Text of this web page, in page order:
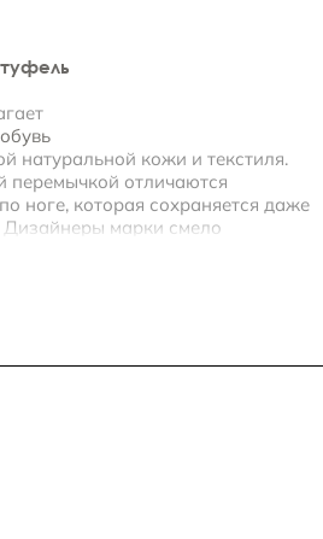
натуральной кожи и текстиля.
перемычкой отличаются
ноге, которая сохраняется даже
Дизайнеры марки смело
для детей. На
металлизированной кожи.
туфель ECCO
фиксирует обувь на ноге.